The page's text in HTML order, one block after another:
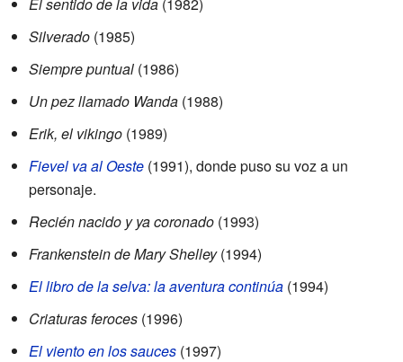
Silverado (1985)
Siempre puntual (1986)
Un pez llamado Wanda (1988)
Erik, el vikingo (1989)
Fievel va al Oeste (1991), donde puso su voz a un
personaje.
Recién nacido y ya coronado (1993)
Frankenstein de Mary Shelley(1994)
El libro de la selva: la aventura continúa (1994)
Criaturas feroces (1996)
El viento en los sauces (1997)